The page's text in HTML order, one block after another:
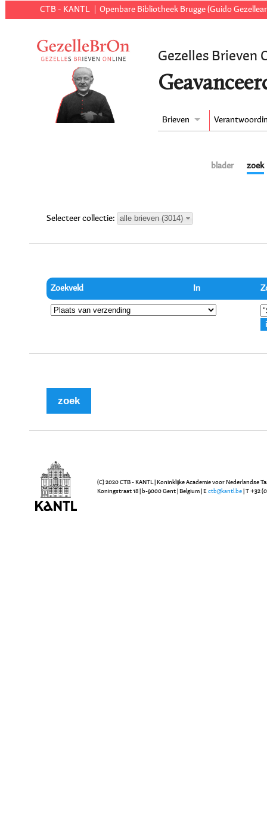
CTB - KANTL Openbare Bibliotheek Brugge (Guido
Gezelles Brieven
Brieven
blader zoek
Selecteer collectie: alle brieven (3014)
Zoekveld In
(C) 2020 CTB - KANTL | Koninklijke Academie voor Nederlandse
Koningstraat 18 | b-9000 Gent | Belgium | E ctb@kantl.be | T +32